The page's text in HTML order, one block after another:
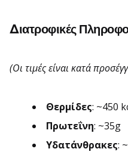
Διατροφικές
(Οι τιμές είναι κατά
Θερμίδες: ~450
Πρωτεΐνη: ~35g
Υδατάνθρακες: